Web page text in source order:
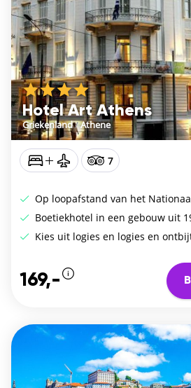
Hotel Art Athens
Griekenland/Athene
7
Op loopafstand van het Nationaal
Boetiekhotel in een gebouw uit
Kies uit logies en logies en
169,-